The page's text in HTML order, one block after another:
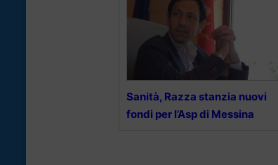
Sanità, Razza stanzia nuovi
fondi per l’Asp di Messina